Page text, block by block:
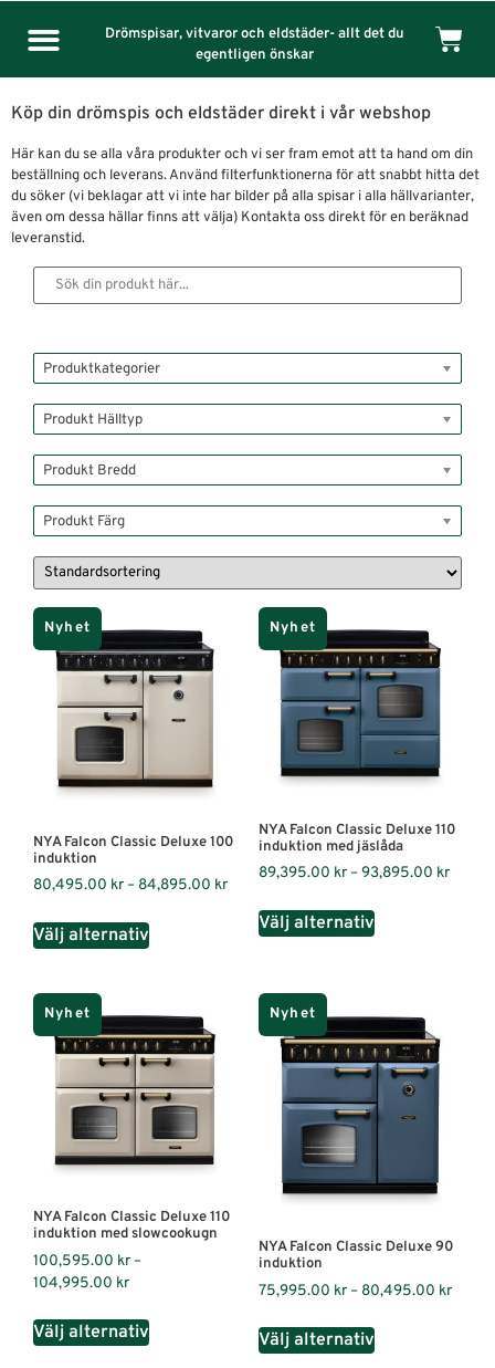
Drömspisar, vitvaror och eldstäder- allt det du
egentligen önskar
Köp din drömspis och eldstäder direkt i vår webshop
Här kan du se alla våra produkter och vi ser fram emot att ta hand om din
beställning och leverans. Använd filterfunktionerna för att snabbt hitta det
du söker (vi beklagar att vi inte har bilder på alla spisar i alla hällvarianter,
även om dessa hällar finns att välja) Kontakta oss direkt för en beräknad
leveranstid.
Produktkategorier
Produkt Hälltyp
Produkt Bredd
Produkt Färg
Nyhet
NYA Falcon Classic Deluxe 100
induktion
80,495.00 kr– 84,895.00 kr
Välj alternativ
Nyhet
NYA Falcon Classic Deluxe 110
induktion med jäslåda
89,395.00 kr–93,895.00 kr
Välj alternativ
Nyhet
NYA Falcon Classic Deluxe 110
induktion med slowcookugn
100,595.00 kr–
104,995.00 kr
Välj alternativ
Nyhet
NYA Falcon Classic Deluxe 90
induktion
75,995.00 kr– 80,495.00 kr
Välj alternativ